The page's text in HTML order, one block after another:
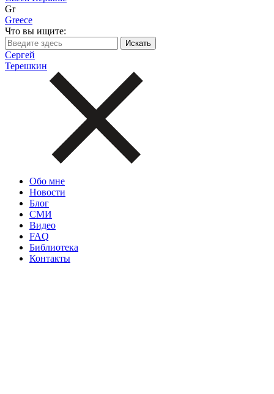
Gr
Greece
Что вы ищите:
Сергей
Терешкин
Обо мне
Новости
Блог
СМИ
Видео
FAQ
Библиотека
Контакты